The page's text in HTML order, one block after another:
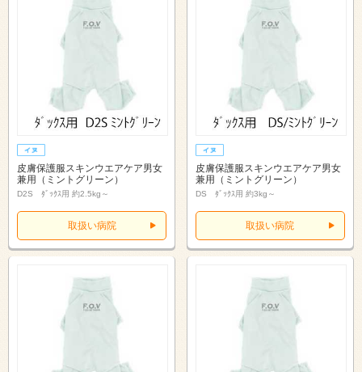
皮膚保護服スキンウエアケア男女
兼用（ミントグリーン）
D2S ﾀﾞｯｸｽ用 約2.5kg～
取扱い病院
皮膚保護服スキンウエアケア男女
兼用（ミントグリーン）
DS ﾀﾞｯｸｽ用 約3kg～
取扱い病院